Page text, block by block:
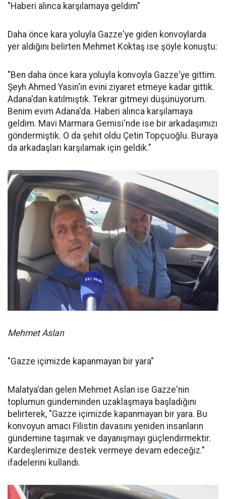
"Haberi alınca karşılamaya geldim"
Daha önce kara yoluyla Gazze'ye giden konvoylarda
yer aldığını belirten Mehmet Koktaş ise şöyle konuştu:
"Ben daha önce kara yoluyla konvoyla Gazze'ye gittim.
Şeyh Ahmed Yasin'in evini ziyaret etmeye kadar gittik.
Adana'dan katılmıştık. Tekrar gitmeyi düşünüyorum.
Benim evim Adana'da. Haberi alınca karşılamaya
geldim. Mavi Marmara Gemisi'nde ise bir arkadaşımızı
göndermiştik. O da şehit oldu Çetin Topçuoğlu. Buraya
da arkadaşları karşılamak için geldik."
Mehmet Aslan
"Gazze içimizde kapanmayan bir yara"
Malatya'dan gelen Mehmet Aslan ise Gazze'nin
toplumun gündeminden uzaklaşmaya başladığını
belirterek, "Gazze içimizde kapanmayan bir yara. Bu
konvoyun amacı Filistin davasını yeniden insanların
gündemine taşımak ve dayanışmayı güçlendirmektir.
Kardeşlerimize destek vermeye devam edeceğiz."
ifadelerini kullandı.